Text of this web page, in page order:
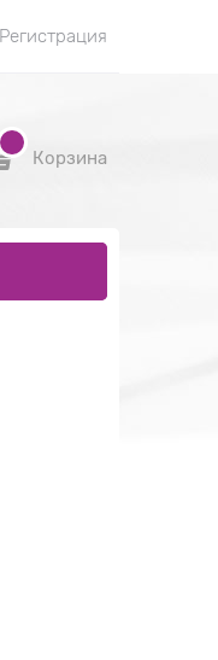
Регистрация
Корзина